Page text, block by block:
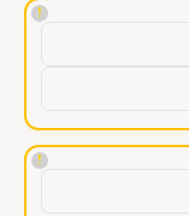
!
!